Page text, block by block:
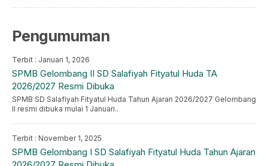
Pengumuman
Terbit : Januari 1, 2026
SPMB Gelombang II SD Salafiyah Fityatul Huda TA
2026/2027 Resmi Dibuka
SPMB SD Salafiyah Fityatul Huda Tahun Ajaran 2026/2027 Gelombang
II resmi dibuka mulai 1 Januari..
Terbit : November 1, 2025
SPMB Gelombang I SD Salafiyah Fityatul Huda Tahun Ajaran